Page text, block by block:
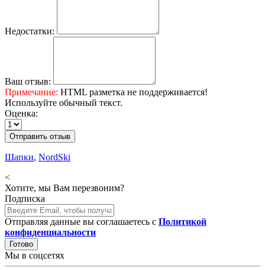
Недостатки:
Ваш отзыв:
Примечание: HTML разметка не поддерживается!
Используйте обычный текст.
Оценка:
Отправить отзыв
Шапки, NordSki
<
Хотите, мы Вам перезвоним?
Подписка
Отправляя данные вы соглашаетесь с Политикой
конфиденциальности
Готово
Мы в соцсетях